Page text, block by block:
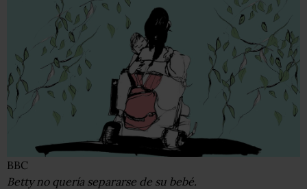
BBC
Betty no quería separarse de su bebé.